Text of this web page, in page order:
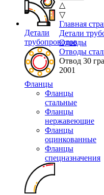
Детали
трубопроводов
Фланцы
Фланцы
стальные
Фланцы
нержавеющие
Фланцы
оцинкованные
Фланцы
спецназначения
△
▽
Главная
Детали
Отводы
Отводы
Отвод 30
2001